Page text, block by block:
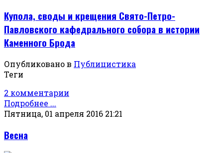
Купола, своды и крещения Свято-Петро-
Павловского кафедрального собора в истории
Каменного Брода
Опубликовано в Публицистика
Теги
2 комментарии
Подробнее ...
Пятница, 01 апреля 2016 21:21
Весна